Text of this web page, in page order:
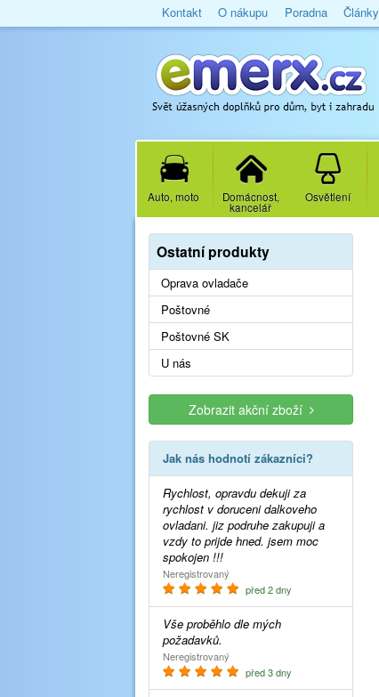
Kontakt O nákupu Poradna Články
Auto, moto Domácnost,
kancelář
Osvětlení
Ostatní produkty
Oprava ovladače
Poštovné
Poštovné SK
U nás
Zobrazit akční zboží
Jak nás hodnotí zákazníci?
Rychlost, opravdu dekuji za
rychlost v doruceni dalkoveho
ovladani. jiz podruhe zakupuji a
vzdy to prijde hned. jsem moc
spokojen !!!
Neregistrovaný
před 2 dny
Vše proběhlo dle mých
požadavků.
Neregistrovaný
před 3 dny